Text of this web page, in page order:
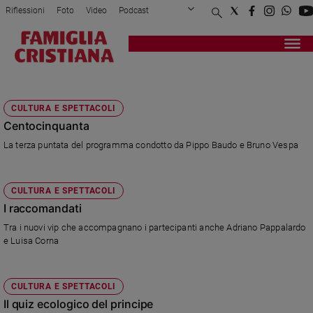
Attualità
Politica
Mondo
Economia
giustizia
Sport
Interviste
Papa
Riflessioni Foto Video Podcast
Privacy Policy Chi siamo
Registrati Redazione
CULTURA E SPETTACOLI
Centocinquanta
La terza puntata del programma condotto da Pippo Baudo e Bruno Vespa
CULTURA E SPETTACOLI
I raccomandati
Tra i nuovi vip che accompagnano i partecipanti anche Adriano Pappalardo
e Luisa Corna
CULTURA E SPETTACOLI
Il quiz ecologico del principe